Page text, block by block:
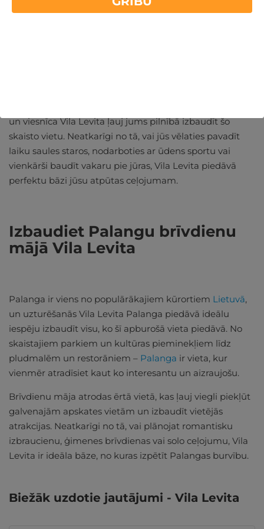
un viesnīca Vila Levita ļauj jums pilnībā izbaudīt šo
skaisto vietu. Neatkarīgi no tā, vai jūs vēlaties pavadīt
laiku saules staros, nodarboties ar ūdens sportu vai
vienkārši baudīt vakaru pie jūras, Vila Levita piedāvā
perfektu bāzi jūsu atpūtas ceļojumam.
Izbaudiet Palangu brīvdienu
mājā Vila Levita
Palanga ir viens no populārākajiem kūrortiem Lietuvā,
un uzturēšanās Vila Levita Palanga piedāvā ideālu
iespēju izbaudīt visu, ko šī apburošā vieta piedāvā. No
skaistajiem parkiem un kultūras pieminekļiem līdz
pludmalēm un restorāniem – Palanga ir vieta, kur
vienmēr atradīsiet kaut ko interesantu un aizraujošu.
Brīvdienu māja atrodas ērtā vietā, kas ļauj viegli piekļūt
galvenajām apskates vietām un izbaudīt vietējās
atrakcijas. Neatkarīgi no tā, vai plānojat romantisku
izbraucienu, ģimenes brīvdienas vai solo ceļojumu, Vila
Levita ir ideāla bāze, no kuras izpētīt Palangas burvību.
Biežāk uzdotie jautājumi - Vila Levita